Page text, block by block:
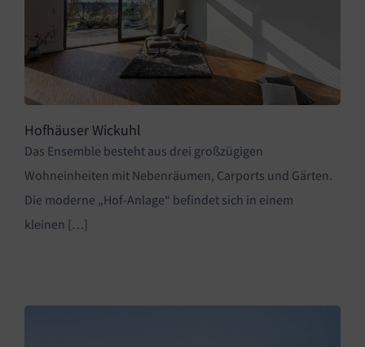
Hofhäuser Wickuhl
Das Ensemble besteht aus drei großzügigen
Wohneinheiten mit Nebenräumen, Carports und Gärten.
Die moderne „Hof-Anlage“ befindet sich in einem
kleinen […]